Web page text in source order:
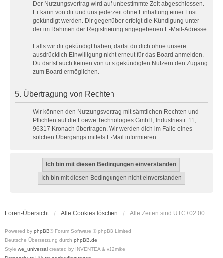
Der Nutzungsvertrag wird auf unbestimmte Zeit abgeschlossen.
Er kann von dir und uns jederzeit ohne Einhaltung einer Frist
gekündigt werden. Dir gegenüber erfolgt die Kündigung unter
der im Rahmen der Registrierung angegebenen E-Mail-Adresse.
Falls wir dir gekündigt haben, darfst du dich ohne unsere
ausdrücklich Einwilligung nicht erneut für das Board anmelden.
Du darfst auch keinen von uns gekündigten Nutzern den Zugang
zum Board ermöglichen.
5. Übertragung von Rechten
Wir können den Nutzungsvertrag mit sämtlichen Rechten und
Pflichten auf die Loewe Technologies GmbH, Industriestr. 11,
96317 Kronach übertragen. Wir werden dich im Falle eines
solchen Übergangs mittels E-Mail informieren.
Foren-Übersicht Alle Cookies löschen Alle Zeiten sind UTC+02:00
Powered by phpBB® Forum Software © phpBB Limited
Deutsche Übersetzung durch phpBB.de
Style we_universal created by INVENTEA & v12mike